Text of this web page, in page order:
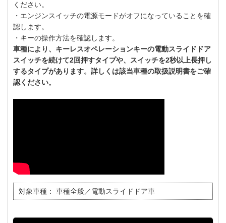
ください。
・エンジンスイッチの電源モードがオフになっていることを確
認します。
・キーの操作方法を確認します。
車種により、キーレスオペレーションキーの電動スライドドア
スイッチを続けて2回押すタイプや、スイッチを2秒以上長押し
するタイプがあります。詳しくは該当車種の取扱説明書をご確
認ください。
対象車種： 車種全般／電動スライドドア車